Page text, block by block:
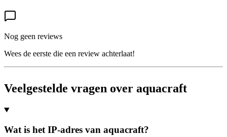
Nog geen reviews
Wees de eerste die een review achterlaat!
Veelgestelde vragen over aquacraft
Wat is het IP-adres van aquacraft?